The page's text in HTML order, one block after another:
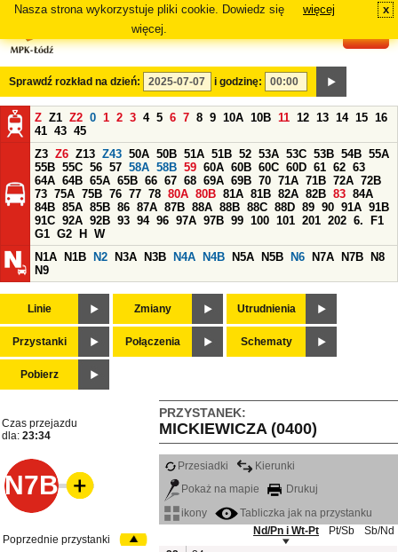
Nasza strona wykorzystuje pliki cookie. Dowiedz się
więcej.
więcej x
Sprawdź rozkład na dzień: i godzinę:
Z Z1 Z2 0 1 2 3 4 5 6 7 8 9 10A 10B 11 12 13 14 15 16
41 43 45
Z3 Z6 Z13 Z43 50A 50B 51A 51B 52 53A 53C 53B 54B 55A
55B 55C 56 57 58A 58B 59 60A 60B 60C 60D 61 62 63
64A 64B 65A 65B 66 67 68 69A 69B 70 71A 71B 72A 72B
73 75A 75B 76 77 78 80A 80B 81A 81B 82A 82B 83 84A
84B 85A 85B 86 87A 87B 88A 88B 88C 88D 89 90 91A 91B
91C 92A 92B 93 94 96 97A 97B 99 100 101 201 202 6.
F1
G1 G2 H
W
N1A
N1B N2 N3A N3B N4A N4B N5A N5B N6 N7A N7B
N8
N9
Linie Zmiany Utrudnienia
Przystanki Połączenia Schematy
Pobierz
PRZYSTANEK:
MICKIEWICZA (0400)
Czas przejazdu
dla: 23:34
N7B
Przesiadki
Kierunki
Pokaż na mapie
Drukuj
ikony
Tabliczka jak na przystanku
Nd/Pn i Wt-Pt
Pt/Sb
Sb/Nd
Poprzednie przystanki